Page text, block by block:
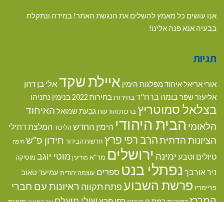
אנו עושים כל מאמץ להשלים את הנגשת האתר! במידה ונתקלת
בבעיה אנא פנה אלינו!
תגיות
אורי אריאלאיחוד מפלגות הימין איילת שקדאלי בן דהן
אליעזר שפר בומה ברח"דבחירות בחירות 2022 בנימין נתניהו
בצלאל סמוטריץ ברכות והודעותגבעת שמואל האיחוד
הלאומי הבית היהודי הימין החדשהליכוד המלצת דתילי
הציונות הדתיתהרב רפי פרץ חדשות הבידור חידון פ"ש חיפה
טיולים וטבע ימינה ירושלים מד"א מודיעין מוטי יוגב מוסיקה
ניר אורבך נפתלי בנט ספרים עוצמה יהודית עמיעד טאוב
פריימריז פרשת השבוע פתח תקווה ראיונות עם חברי